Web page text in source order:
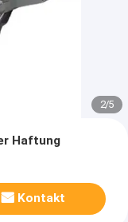
2/5
Haftung
Kontakt